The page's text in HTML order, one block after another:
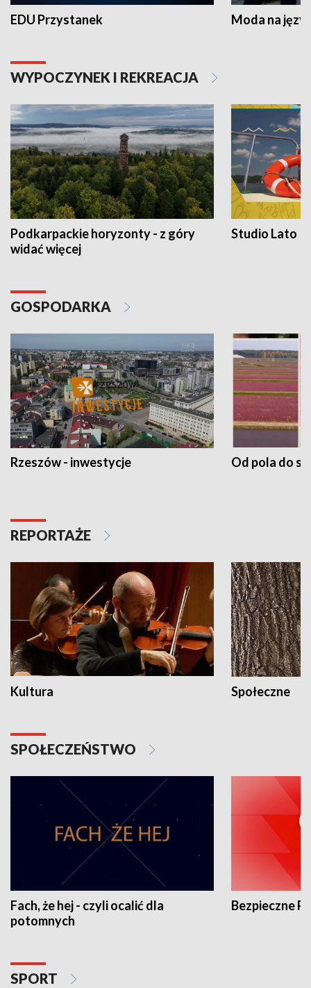
EDU Przystanek Moda na
WYPOCZYNEK I REKREACJA
Podkarpackie horyzonty - z góry
widać więcej
Studio Lato
GOSPODARKA
Rzeszów - inwestycje Od pola do
REPORTAŻE
Kultura Społeczne
SPOŁECZEŃSTWO
Fach, że hej - czyli ocalić dla
potomnych
Bezpieczne
SPORT